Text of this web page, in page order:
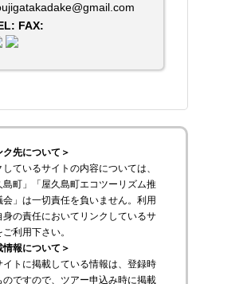
FAX:
ク先について＞
しているサイトの内容については、
島町」「屋久島町エコツーリズム推
会」は一切責任を負いません。利用
身の責任においてリンクしているサ
利用下さい。
情報について＞
イトに掲載している情報は、登録時
のですので、ツアー申込み時に掲載